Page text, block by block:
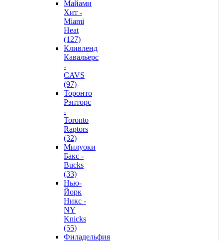
Майами
Хит -
Miami
Heat
(127)
Кливленд
Кавальерс
-
CAVS
(97)
Торонто
Рэпторс
-
Toronto
Raptors
(32)
Милуоки
Бакс -
Bucks
(33)
Нью-
Йорк
Никс -
NY
Knicks
(55)
Филадельфия